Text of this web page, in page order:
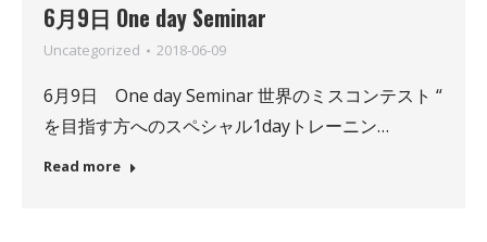
6月9日 One day Seminar
Uncategorized 2018-06-09
6月9日 One day Seminar 世界のミスコンテスト “
を目指す方へのスペシャル1dayトレーニン…
Read more